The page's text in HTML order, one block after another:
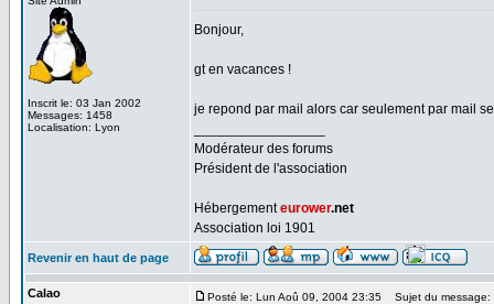
Inscrit le: 03 Jan 2002
Messages: 1458
Localisation: Lyon
Bonjour,
gt en vacances !
je repond par mail alors car seulement par mail
Modérateur des forums
Président de l'association
Hébergementeurower.net
Association loi 1901
Revenir en haut de page
Calao Posté le: Lun Aoû 09, 2004 23:35 Sujet du message: